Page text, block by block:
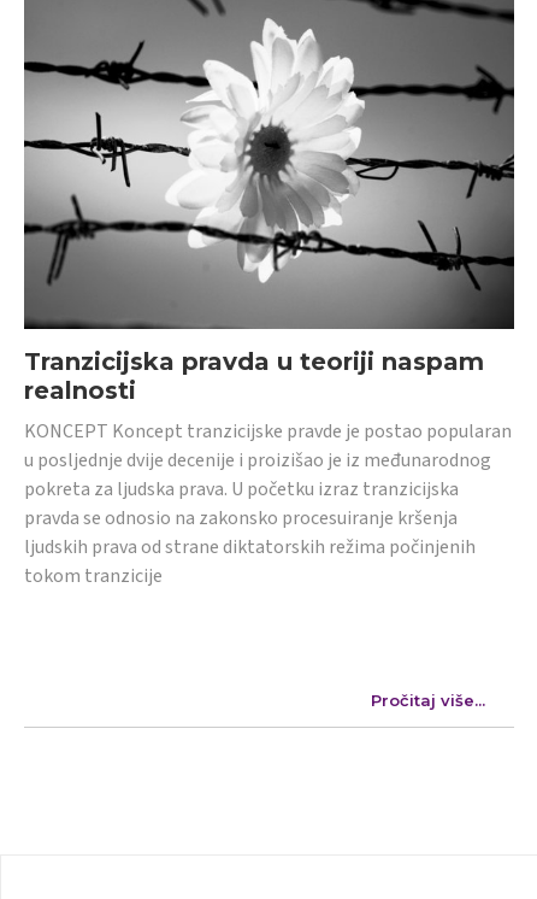
Tranzicijska pravda u teoriji naspam
realnosti
KONCEPT Koncept tranzicijske pravde je postao popularan
u posljednje dvije decenije i proizišao je iz međunarodnog
pokreta za ljudska prava. U početku izraz tranzicijska
pravda se odnosio na zakonsko procesuiranje kršenja
ljudskih prava od strane diktatorskih režima počinjenih
tokom tranzicije
Pročitaj više...